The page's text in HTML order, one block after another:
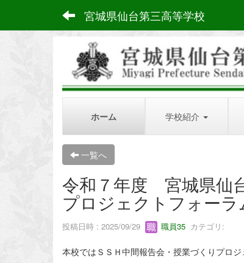
宮城県仙台第三高等学校
ホーム 学校紹介
一覧へ
令和７年度 宮城県仙
プロジェクトフォー
投稿日時 : 2025/09/29 職員35 カテゴリ:
本校ではＳＳＨ中間報告会・授業づくりプロ